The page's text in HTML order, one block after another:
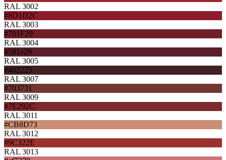
RAL 3002
#8D1D2C
RAL 3003
#701F29
RAL 3004
#581e29
RAL 3005
#402225
RAL 3007
#703731
RAL 3009
#7E292C
RAL 3011
#CB8D73
RAL 3012
#9C322E
RAL 3013